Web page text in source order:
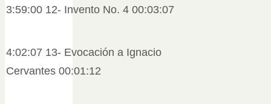
3:59:00 12- Invento No. 4 00:03:07
4:02:07 13- Evocación a Ignacio
Cervantes 00:01:12